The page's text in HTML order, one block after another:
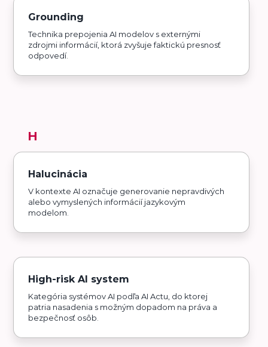
Grounding
Technika prepojenia AI modelov s externými
zdrojmi informácií, ktorá zvyšuje faktickú presnosť
odpovedí.
H
Halucinácia
V kontexte AI označuje generovanie nepravdivých
alebo vymyslených informácií jazykovým
modelom.
High-risk AI system
Kategória systémov AI podľa AI Actu, do ktorej
patria nasadenia s možným dopadom na práva a
bezpečnosť osôb.